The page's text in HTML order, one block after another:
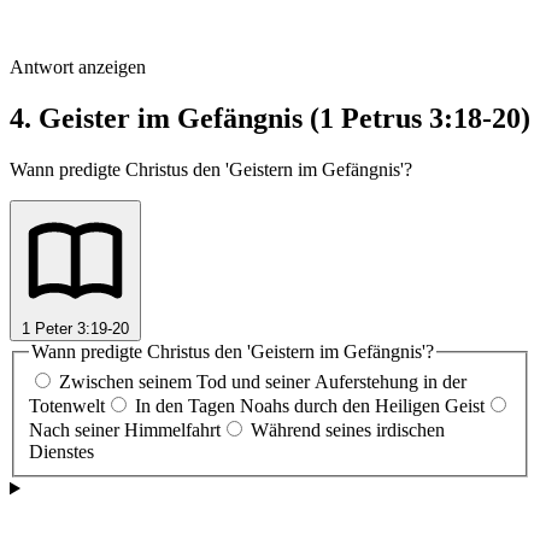
Antwort anzeigen
4. Geister im Gefängnis (1 Petrus 3:18-20)
Wann predigte Christus den 'Geistern im Gefängnis'?
1 Peter 3:19-20
Wann predigte Christus den 'Geistern im Gefängnis'?
Zwischen seinem Tod und seiner Auferstehung in der
Totenwelt
In den Tagen Noahs durch den Heiligen Geist
Nach seiner Himmelfahrt
Während seines irdischen
Dienstes